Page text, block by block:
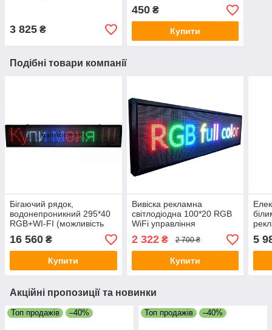
3 825 ₴
450₴
Купити
Подібні товари компанії
Бігаючий рядок,
водонепроникний 295*40
RGB+WI-FI (можливість
16 560 ₴
Купити
Вивіска рекламна
світлодіодна 100*20 RGB
WiFi управління
від 220v)
2 322₴ 2 700 ₴
Купити
5
Акційні пропозиції та новинки
Топ продажів –40% Топ продажів –40%